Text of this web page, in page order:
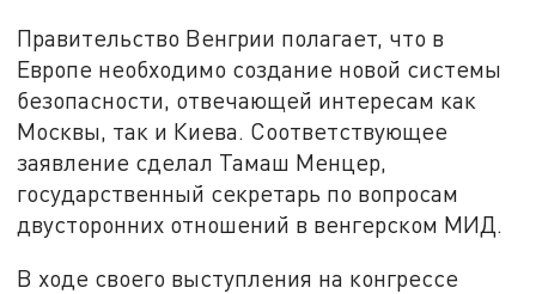
Правительство Венгрии полагает, что в
Европе необходимо создание новой системы
безопасности, отвечающей интересам как
Москвы, так и Киева. Соответствующее
заявление сделал Тамаш Менцер,
государственный секретарь по вопросам
двусторонних отношений в венгерском МИД.
В ходе своего выступления на конгрессе